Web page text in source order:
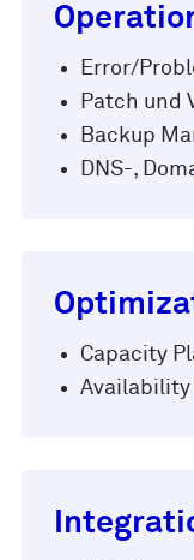
Error/
Patch und
Backup
DNS-,
Capacity
Availability